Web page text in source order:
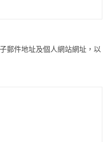
郵件地址及個人網站網址，以